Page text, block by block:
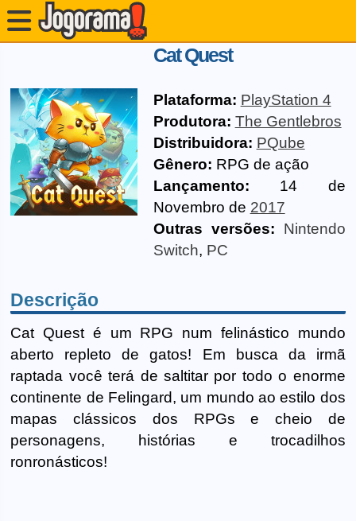
Cat Quest
Plataforma: PlayStation 4
Produtora: The Gentlebros
Distribuidora: PQube
Gênero: RPG de ação
Lançamento: 14 de
Novembro de 2017
Outras versões:
Nintendo
Switch, PC
Descrição
Cat Quest é um RPG num felinástico mundo
aberto repleto de gatos! Em busca da irmã
raptada você terá de saltitar por todo o enorme
continente de Felingard, um mundo ao estilo dos
mapas clássicos dos RPGs e cheio de
personagens, histórias e trocadilhos
ronronásticos!